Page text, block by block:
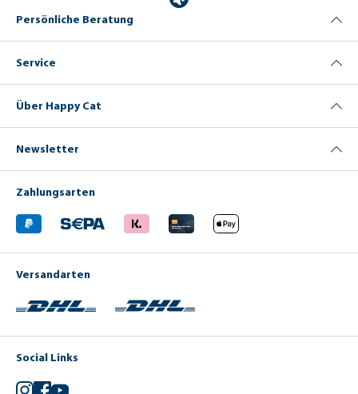
Persönliche Beratung
Service
Über Happy Cat
Newsletter
Zahlungsarten
Versandarten
Social Links
Instagram
Facebook
YouTube